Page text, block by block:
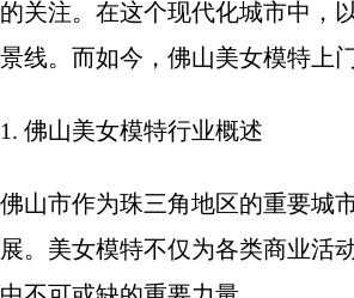
的关注。在这个现代化城市中，
景线。而如今，佛山美女模特上
1. 佛山美女模特行业概述
佛山市作为珠三角地区的重要城
展。美女模特不仅为各类商业活